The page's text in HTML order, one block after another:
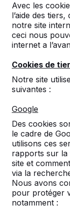
Avec les
l’aide des
notre site
ceci nous
internet a
Cookies de
Notre site
suivantes :
Google
Des cookies
le cadre de
utilisons ces
rapports sur la
site et
via la
Nous avons
pour protéger
notamment :